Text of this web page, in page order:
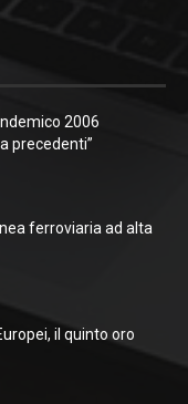
2006
precedenti”
ferroviaria ad alta
il quinto oro